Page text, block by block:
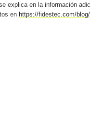
explica en la información
en https://fidestec.com/